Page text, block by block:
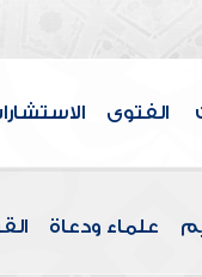
الفتوى
علماء ودعاة